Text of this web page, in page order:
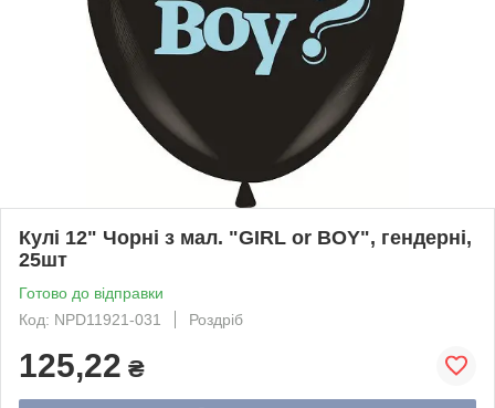
Кулі 12" Чорні з мал. "GIRL or BOY", гендерні,
25шт
Готово до відправки
Код: NPD11921-031
Роздріб
125,22 ₴